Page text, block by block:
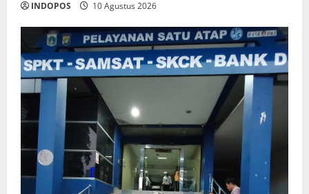
INDOPOS 10 Agustus 2026